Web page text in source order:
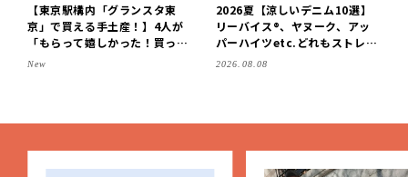
【東京駅構内「グランスタ東
京」で買える手土産！】4人が
「もらって嬉しかった！買って
よかった」スイーツを拝見♪G
New
2026夏【涼しいデニム10選】
リーバイス®、ヤヌーク、アッ
パーハイツetc.どれもストレス
フリーなはき心地！
2026.08.08